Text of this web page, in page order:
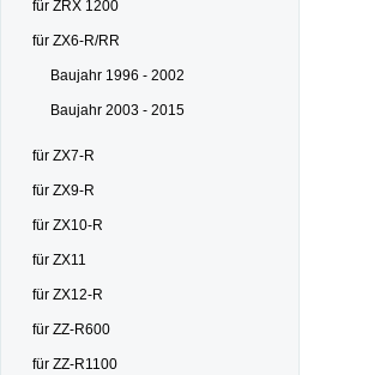
für ZRX 1200
für ZX6-R/RR
Baujahr 1996 - 2002
Baujahr 2003 - 2015
für ZX7-R
für ZX9-R
für ZX10-R
für ZX11
für ZX12-R
für ZZ-R600
für ZZ-R1100